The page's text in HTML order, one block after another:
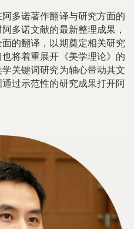
多诺著作翻译与研究方面的
多诺文献的最新整理成果，
的翻译，以期奠定相关研究
将着重展开《美学理论》的
关键词研究为轴心带动其文
过示范性的研究成果打开阿